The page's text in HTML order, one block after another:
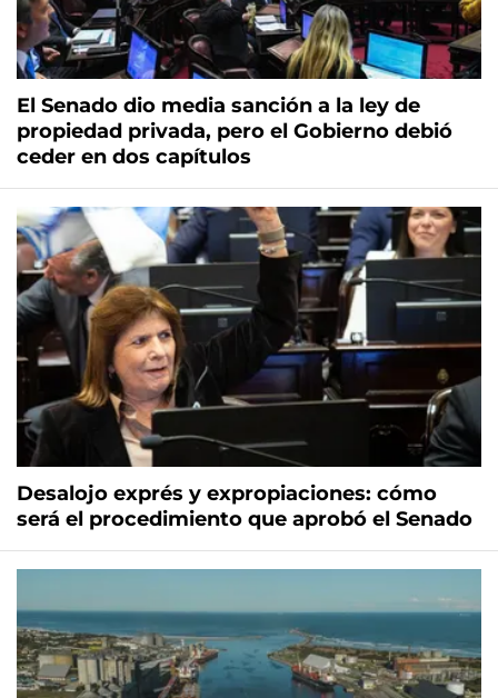
El Senado dio media sanción a la ley de
propiedad privada, pero el Gobierno debió
ceder en dos capítulos
Desalojo exprés y expropiaciones: cómo
será el procedimiento que aprobó el Senado